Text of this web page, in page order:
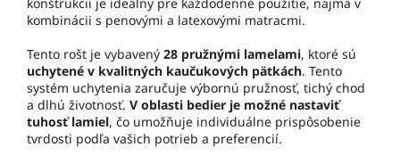
kombinácii s penovými a latexovými matracmi.
Tento rošt je vybavený 28 pružnými lamelami, ktoré sú
uchytené v kvalitných kaučukových pätkách. Tento
systém uchytenia zaručuje výbornú pružnosť, tichý chod
a dlhú životnosť. V oblasti bedier je možné nastaviť
tuhosť lamiel, čo umožňuje individuálne prispôsobenie
tvrdosti podľa vašich potrieb a preferencií.